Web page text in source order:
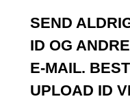
SEND
ID OG
E-MAIL.
UPLOAD ID